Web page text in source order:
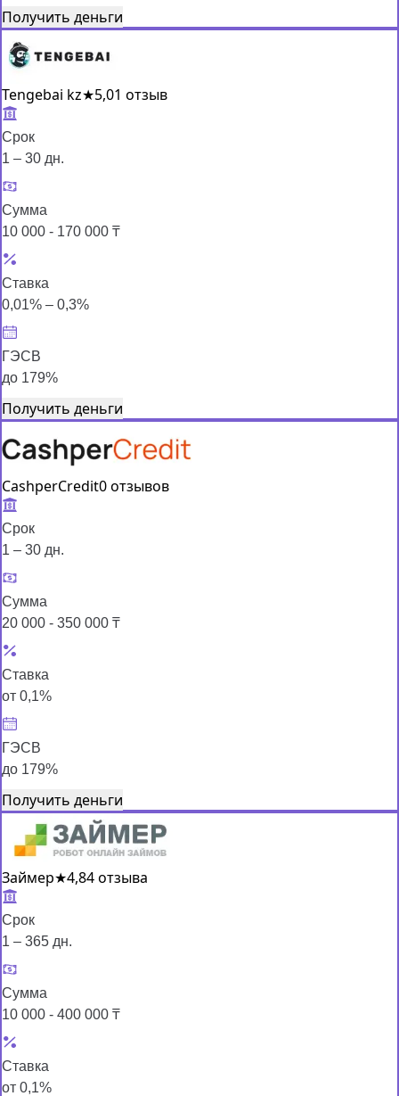
Получить деньги
Tengebai kz★5,01 отзыв
Срок
1 – 30 дн.
Сумма
10 000 - 170 000 ₸
Ставка
0,01% – 0,3%
ГЭСВ
до 179%
Получить деньги
CashperCredit0 отзывов
Срок
1 – 30 дн.
Сумма
20 000 - 350 000 ₸
Ставка
от 0,1%
ГЭСВ
до 179%
Получить деньги
Займер★4,84 отзыва
Срок
1 – 365 дн.
Сумма
10 000 - 400 000 ₸
Ставка
от 0,1%